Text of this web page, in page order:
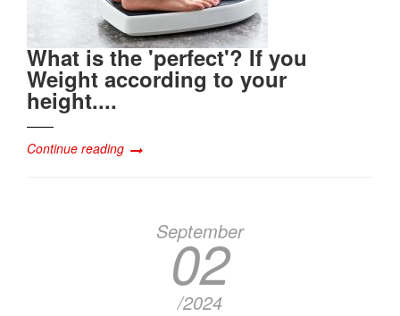
What is the 'perfect'? If you
Weight according to your
height....
Continue reading
September
02
/2024